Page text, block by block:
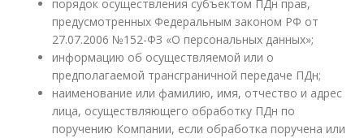
порядок осуществления субъектом ПДн прав,
предусмотренных Федеральным законом РФ от
27.07.2006 №152-ФЗ «О персональных данных»;
информацию об осуществляемой или о
предполагаемой трансграничной передаче ПДн;
наименование или фамилию, имя, отчество и адрес
лица, осуществляющего обработку ПДн по
поручению Компании, если обработка поручена или